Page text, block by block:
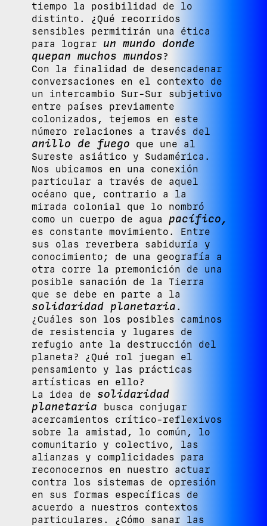
tiempo la posibilidad de lo
distinto. ¿Qué recorridos
sensibles permitirán una ética
para lograr un mundo donde
quepan muchos mundos?
Con la finalidad de desencadenar
conversaciones en el contexto de
un intercambio Sur-Sur subjetivo
entre países previamente
colonizados, tejemos en este
número relaciones a través del
anillo de fuego que une al
Sureste asiático y Sudamérica.
Nos ubicamos en una conexión
particular a través de aquel
océano que, contrario a la
mirada colonial que lo nombró
como un cuerpo de agua pacífico,
es constante movimiento. Entre
sus olas reverbera sabiduría y
conocimiento; de una geografía a
otra corre la premonición de una
posible sanación de la Tierra
que se debe en parte a la
solidaridad planetaria .
¿Cuáles son los posibles caminos
de resistencia y lugares de
refugio ante la destrucción del
planeta? ¿Qué rol juegan el
pensamiento y las prácticas
artísticas en ello?
La idea de solidaridad
planetaria
busca conjugar
acercamientos crítico-reflexivos
sobre la amistad, lo común, lo
comunitario y colectivo, las
alianzas y complicidades para
reconocernos en nuestro actuar
contra los sistemas de opresión
en sus formas específicas de
acuerdo a nuestros contextos
particulares. ¿Cómo sanar las